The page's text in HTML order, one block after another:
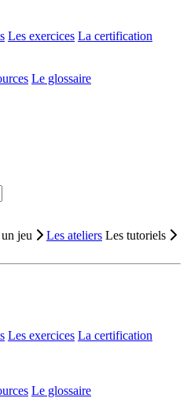
Les exercices La certification
Le glossaire
jeu Les ateliers Les tutoriels
Les exercices La certification
Le glossaire